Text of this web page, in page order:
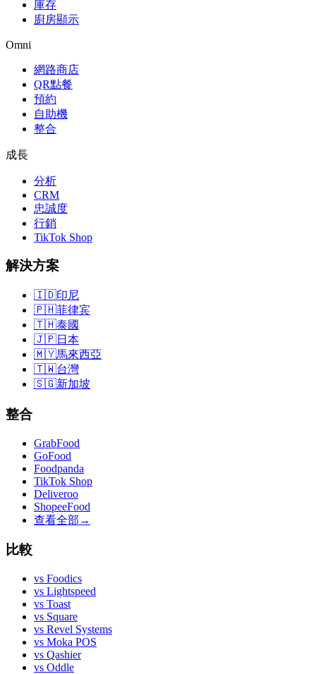
庫存
廚房顯示
Omni
網路商店
QR點餐
預約
自助機
整合
成長
分析
CRM
忠誠度
行銷
TikTok Shop
解決方案
🇮🇩印尼
🇵🇭菲律宾
🇹🇭泰國
🇯🇵日本
🇲🇾馬來西亞
🇹🇼台灣
🇸🇬新加坡
整合
GrabFood
GoFood
Foodpanda
TikTok Shop
Deliveroo
ShopeeFood
查看全部 →
比較
vs Foodics
vs Lightspeed
vs Toast
vs Square
vs Revel Systems
vs Moka POS
vs Qashier
vs Oddle